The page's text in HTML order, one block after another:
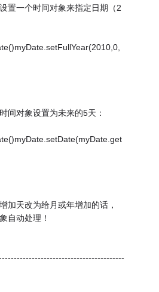
置一个时间对象来指定日期（2
间对象设置为未来的5天：
加天改为给月或年增加的话，
自动处理！